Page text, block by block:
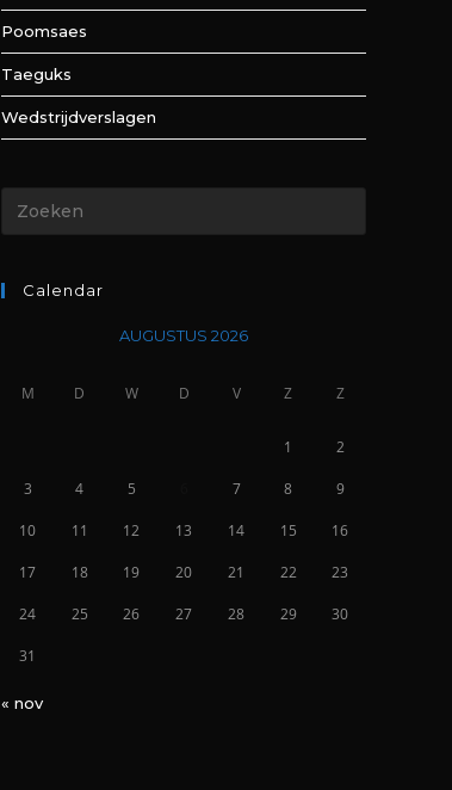
Poomsaes
Taeguks
Wedstrijdverslagen
Calendar
AUGUSTUS 2026
M D W D V Z Z
1 2
3 4 5 7 8 9
10 11 12 13 14 15 16
17 18 19 20 21 22 23
24 25 26 27 28 29 30
31
« nov